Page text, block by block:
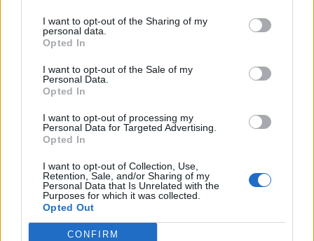
I want to opt-out of the Sharing of my
personal data.
Opted In
I want to opt-out of the Sale of my
Personal Data.
Opted In
I want to opt-out of processing my
Personal Data for Targeted Advertising.
Opted In
I want to opt-out of Collection, Use,
Retention, Sale, and/or Sharing of my
Personal Data that Is Unrelated with the
Purposes for which it was collected.
Opted Out
CONFIRM
Ακολουθήστε το Pink.gr στοGoogle Newsκαι
μάθετε πρώτοιτα πιο hot νέα.
Ακολουθήστε το Pink.gr και στο